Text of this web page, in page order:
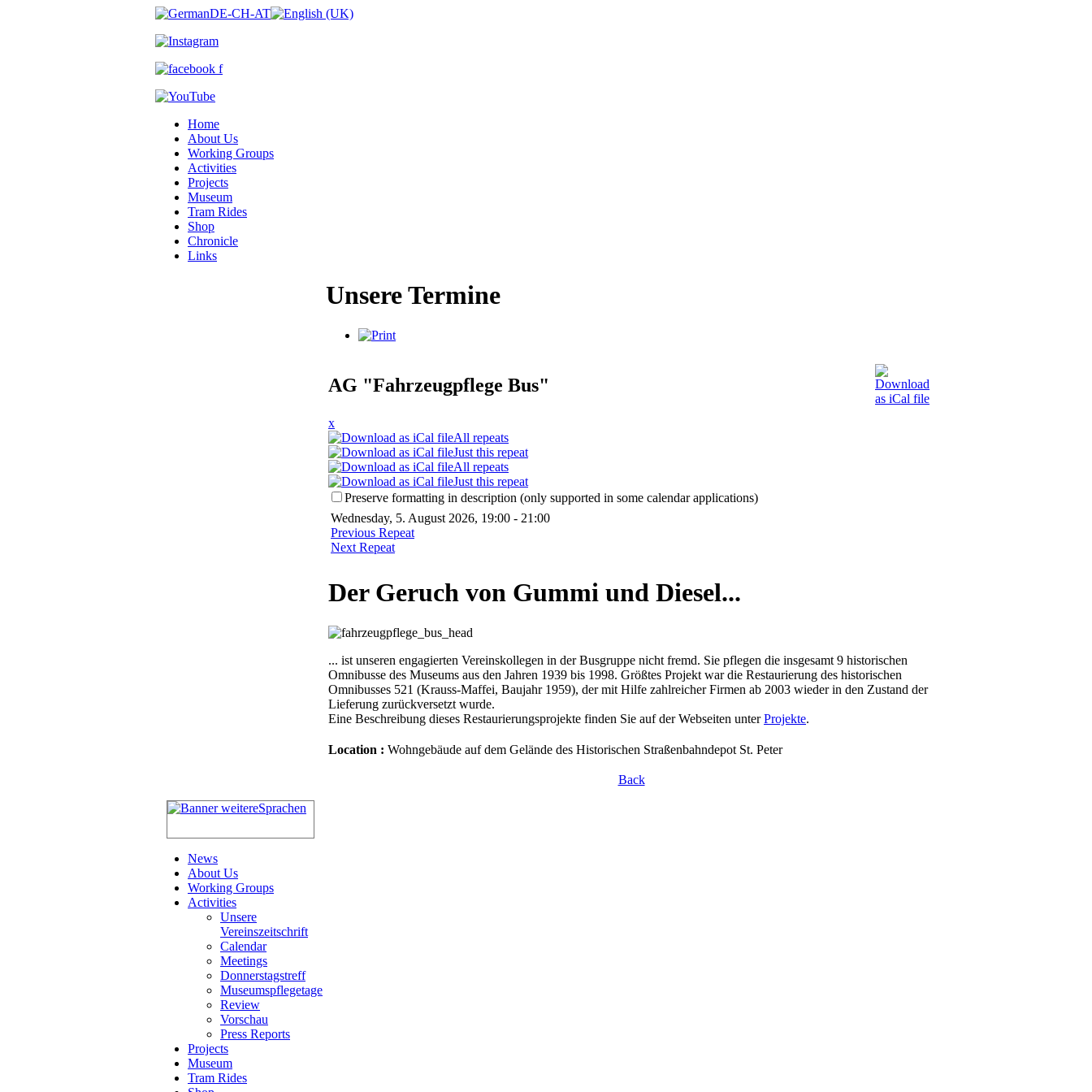
Home
About Us
Working Groups
Activities
Projects
Museum
Tram Rides
Shop
Chronicle
Links
Unsere Termine
AG "Fahrzeugpflege Bus"
x
All repeats
Just this repeat
All repeats
Just this repeat
Preserve formatting in description (only supported in some calendar applications)
Wednesday, 5. August 2026, 19:00 - 21:00
Previous Repeat
Next Repeat
Der Geruch von Gummi und Diesel...
... ist unseren engagierten Vereinskollegen in der Busgruppe nicht fremd. Sie pflegen die insgesamt 9 historischen
Omnibusse des Museums aus den Jahren 1939 bis 1998. Größtes Projekt war die Restaurierung des historischen
Omnibusses 521 (Krauss-Maffei, Baujahr 1959), der mit Hilfe zahlreicher Firmen ab 2003 wieder in den Zustand der
Lieferung zurückversetzt wurde.
Eine Beschreibung dieses Restaurierungsprojekte finden Sie auf der Webseiten unterProjekte.
Location : Wohngebäude auf dem Gelände des Historischen Straßenbahndepot St. Peter
Back
News
About Us
Working Groups
Activities
Unsere
Vereinszeitschrift
Calendar
Meetings
Donnerstagstreff
Museumspflegetage
Review
Vorschau
Press Reports
Projects
Museum
Tram Rides